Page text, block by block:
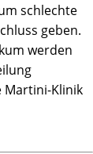
schlechte
geben.
werden
Martini-Klinik